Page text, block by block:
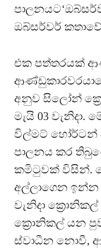
ඔබ්සර්වර්
එක පත්තරයක්
අනුව සිලෝන්
මැයි 03
විල්මට් හෝර්ටන්
පාලනය කර
කමිටුවක් විසින්.
අල්ලාගෙන ඉන්න
වැනිදා
ක්‍රොනිකල් යන
ස්වාධීන නොවී,